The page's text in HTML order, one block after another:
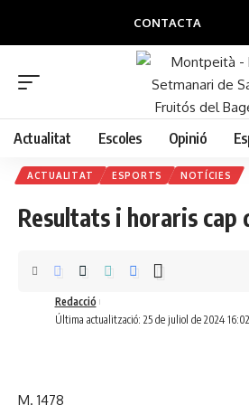
CONTACTA
Actualitat Escoles Opinió
ACTUALITAT ESPORTS NOTÍCIES
Resultats i horaris cap
Última actualització: 25 de juliol de 2024 16:02
Redacció
M. 1478